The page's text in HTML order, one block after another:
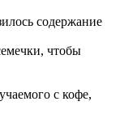
содержание
чтобы
с кофе,